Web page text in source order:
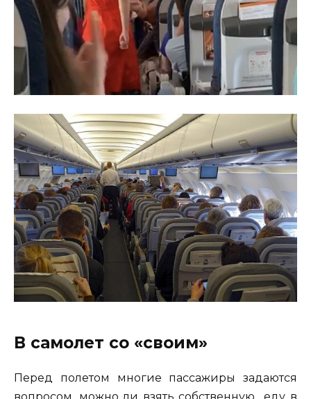
В самолет со «своим»
Перед полетом многие пассажиры задаются